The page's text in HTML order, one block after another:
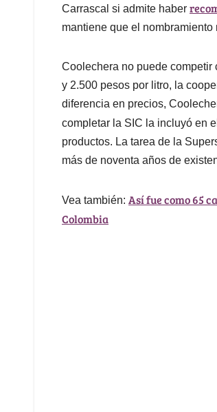
Carrascal si admite haber
mantiene que el
Coolechera no puede competir
y 2.500 pesos por litro, la
diferencia en precios,
completar la SIC la incluyó en
productos. La tarea de la
más de noventa años de
Vea también: Así fue como 65
Colombia